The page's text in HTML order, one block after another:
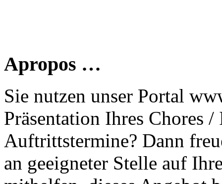
Apropos …
Sie nutzen unser Portal
Präsentation Ihres Chores
Auftrittstermine? Dann
an geeigneter Stelle auf